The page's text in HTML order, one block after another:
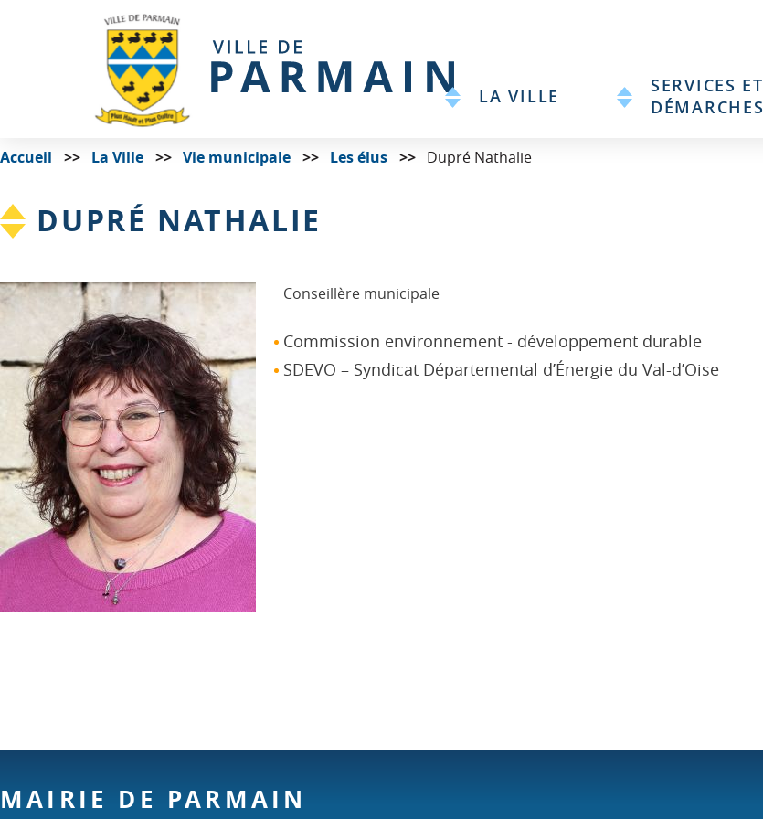
principal
LA VILLE
SERVICES ET
DÉMARCHES
Accueil La Ville Vie municipale Les élus Dupré Nathalie
DUPRÉ NATHALIE
Conseillère municipale
Commission environnement - développement durable
SDEVO – Syndicat Départemental d’Énergie du Val-d’Oise
MAIRIE DE PARMAIN